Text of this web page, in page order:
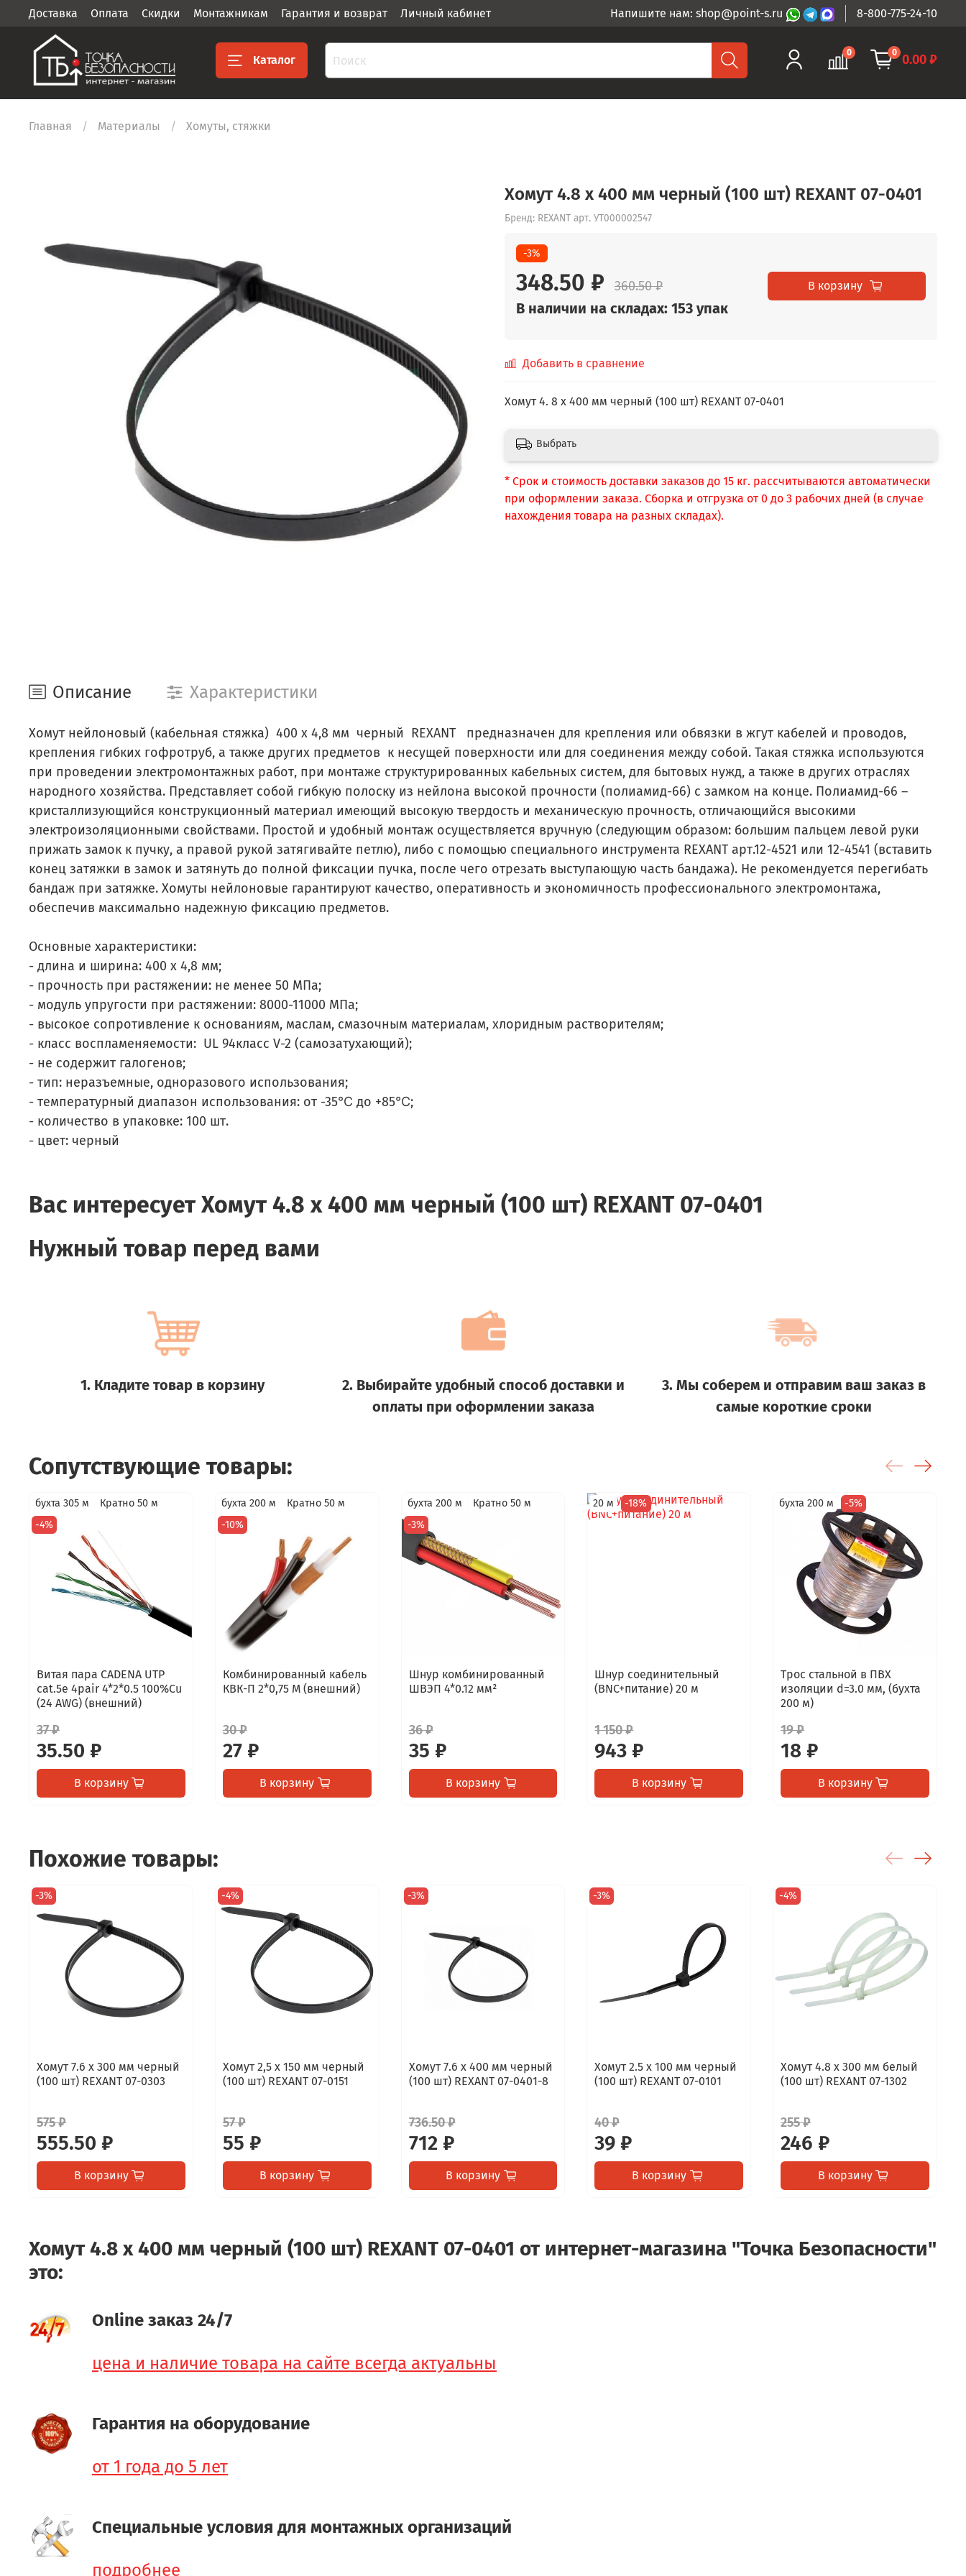
Доставка Оплата Скидки Монтажникам Гарантия и возврат Личный кабинет Напишите нам: shop@point-s.ru 8-800-775-24-10
Каталог
0 0 0.00 ₽
Главная Материалы Хомуты, стяжки
Хомут 4.8 х 400 мм черный (100 шт) REXANT 07-0401
Бренд: REXANT арт. УТ000002547
-3%
348.50 ₽ 360.50 ₽
В наличии на складах: 153 упак
В корзину
Добавить в сравнение
Хомут 4. 8 х 400 мм черный (100 шт) REXANT 07-0401
Выбрать
* Срок и стоимость доставки заказов до 15 кг. рассчитываются автоматически
при оформлении заказа. Сборка и отгрузка от 0 до 3 рабочих дней (в случае
нахождения товара на разных складах).
Описание Характеристики
Хомут нейлоновый (кабельная стяжка) 400 х 4,8 мм черный REXANT предназначен для крепления или обвязки в жгут кабелей и проводов,
крепления гибких гофротруб, а также других предметов к несущей поверхности или для соединения между собой. Такая стяжка используются
при проведении электромонтажных работ, при монтаже структурированных кабельных систем, для бытовых нужд, а также в других отраслях
народного хозяйства. Представляет собой гибкую полоску из нейлона высокой прочности (полиамид-66) с замком на конце. Полиамид-66 –
кристаллизующийся конструкционный материал имеющий высокую твердость и механическую прочность, отличающийся высокими
электроизоляционными свойствами. Простой и удобный монтаж осуществляется вручную (следующим образом: большим пальцем левой руки
прижать замок к пучку, а правой рукой затягивайте петлю), либо с помощью специального инструмента REXANT арт.12-4521 или 12-4541 (вставить
конец затяжки в замок и затянуть до полной фиксации пучка, после чего отрезать выступающую часть бандажа). Не рекомендуется перегибать
бандаж при затяжке. Хомуты нейлоновые гарантируют качество, оперативность и экономичность профессионального электромонтажа,
обеспечив максимально надежную фиксацию предметов.
Основные характеристики:
- длина и ширина: 400 х 4,8 мм;
- прочность при растяжении: не менее 50 МПа;
- модуль упругости при растяжении: 8000-11000 МПа;
- высокое сопротивление к основаниям, маслам, смазочным материалам, хлоридным растворителям;
- класс воспламеняемости: UL 94класс V-2 (самозатухающий);
- не содержит галогенов;
- тип: неразъемные, одноразового использования;
- температурный диапазон использования: от -35℃ до +85℃;
- количество в упаковке: 100 шт.
- цвет: черный
Вас интересуетХомут 4.8 х 400 мм черный (100 шт) REXANT 07-0401
Нужный товар перед вами
1. Кладите товар в корзину
2. Выбирайте удобный способ доставки и
оплаты при оформлении заказа
3. Мы соберем и отправим ваш заказ в
самые короткие сроки
Сопутствующие товары:
бухта 305 м
Кратно 50 м
-4%
Витая пара CADENA UTP
cat.5e 4pair 4*2*0.5 100%Cu
(24 AWG) (внешний)
37 ₽
35.50 ₽
В корзину
бухта 200 м
Кратно 50 м
-10%
Комбинированный кабель
КВК-П 2*0,75 M (внешний)
30 ₽
27 ₽
В корзину
бухта 200 м
Кратно 50 м
-3%
Шнур комбинированный
ШВЭП 4*0.12 мм²
36 ₽
35 ₽
В корзину
20 м -18%
Шнур соединительный
(BNC+питание) 20 м
1 150 ₽
943 ₽
В корзину
бухта 200 м -5%
Трос стальной в ПВХ
изоляции d=3.0 мм, (бухта
200 м)
19 ₽
18 ₽
В корзину
Похожие товары:
-3%
Хомут 7.6 х 300 мм черный
(100 шт) REXANT 07-0303
575 ₽
555.50 ₽
В корзину
-4%
Хомут 2,5 х 150 мм черный
(100 шт) REXANT 07-0151
57 ₽
55 ₽
В корзину
-3%
Хомут 7.6 х 400 мм черный
(100 шт) REXANT 07-0401-8
736.50 ₽
712 ₽
В корзину
-3%
Хомут 2.5 х 100 мм черный
(100 шт) REXANT 07-0101
40 ₽
39 ₽
В корзину
-4%
Хомут 4.8 х 300 мм белый
(100 шт) REXANT 07-1302
255 ₽
246 ₽
В корзину
Хомут 4.8 х 400 мм черный (100 шт) REXANT 07-0401 от интернет-магазина "Точка Безопасности"
это:
Online заказ 24/7
цена и наличие товара на сайте всегда актуальны
Гарантия на оборудование
от 1 года до 5 лет
Специальные условия для монтажных организаций
подробнее